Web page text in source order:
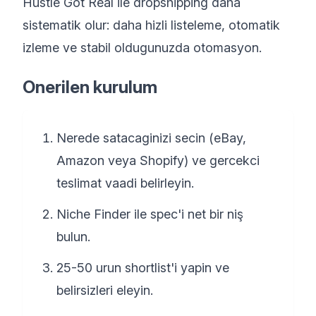
sistematik olur: daha hizli listeleme, otomatik
izleme ve stabil oldugunuzda otomasyon.
Onerilen kurulum
Nerede satacaginizi secin (eBay,
Amazon veya Shopify) ve gercekci
teslimat vaadi belirleyin.
Niche Finder ile spec'i net bir niş
bulun.
25-50 urun shortlist'i yapin ve
belirsizleri eleyin.